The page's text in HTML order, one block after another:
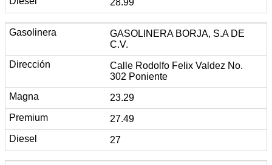
GASOLINERA BORJA, S.A DE
C.V.
Calle Rodolfo Felix Valdez No.
302 Poniente
23.29
27.49
27